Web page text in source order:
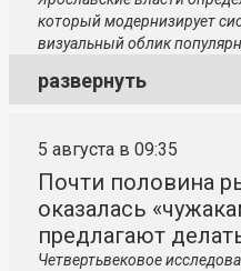
который модернизирует
визуальный облик
развернуть
5 августа в 09:35
Почти половина
оказалась
предлагают
Четвертьвековое